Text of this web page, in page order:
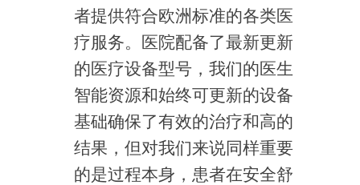
者提供符合欧洲标准的各类医
疗服务。医院配备了最新更新
的医疗设备型号，我们的医生
智能资源和始终可更新的设备
基础确保了有效的治疗和高的
结果，但对我们来说同样重要
的是过程本身，患者在安全舒